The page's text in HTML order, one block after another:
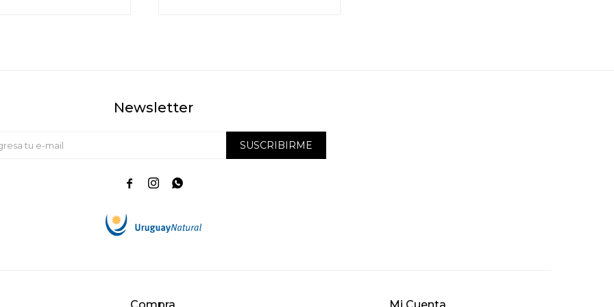
Compra Mi Cuenta
Newsletter
SUSCRIBIRME
  